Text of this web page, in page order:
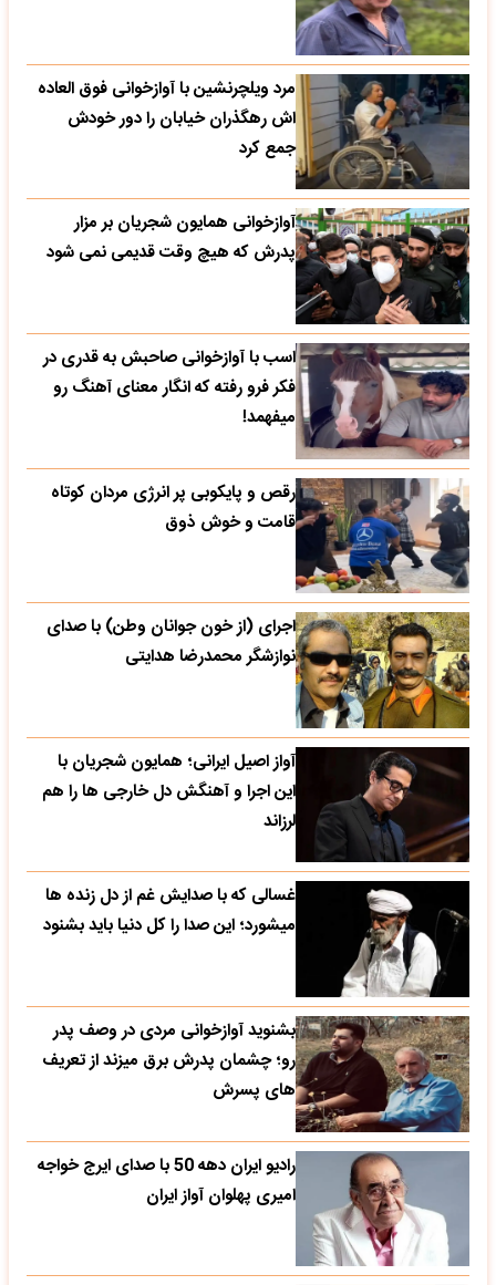
مرد ویلچرنشین با آوازخوانی فوق العاده
اش رهگذران خیابان را دور خودش
جمع کرد
آوازخوانی همایون شجریان بر مزار
پدرش که هیچ وقت قدیمی نمی شود
اسب با آوازخوانی صاحبش به قدری در
فکر فرو رفته که انگار معنای آهنگ رو
میفهمد!
رقص و پایکوبی پر انرژی مردان کوتاه
قامت و خوش ذوق
اجرای (از خون جوانان وطن) با صدای
نوازشگر محمدرضا هدایتی
آواز اصیل ایرانی؛ همایون شجریان با
این اجرا و آهنگش دل خارجی ها را هم
لرزاند
غسالی که با صدایش غم از دل زنده ها
میشورد؛ این صدا را کل دنیا باید بشنود
بشنوید آوازخوانی مردی در وصف پدر
رو؛ چشمان پدرش برق میزند از تعریف
های پسرش
رادیو ایران دهه 50 با صدای ایرج خواجه
امیری پهلوان آواز ایران